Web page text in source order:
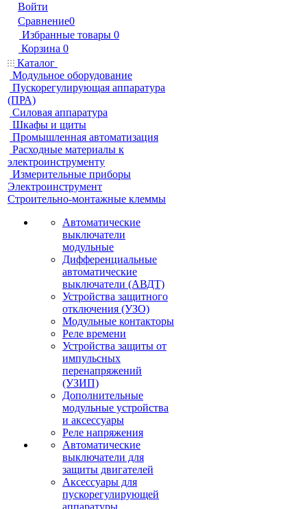
Войти
Сравнение0
Избранные товары 0
Корзина 0
Каталог
Модульное оборудование
Пускорегулирующая аппаратура
(ПРА)
Силовая аппаратура
Шкафы и щиты
Промышленная автоматизация
Расходные материалы к
электроинструменту
Измерительные приборы
Электроинструмент
Строительно-монтажные клеммы
Автоматические
выключатели
модульные
Дифференциальные
автоматические
выключатели (АВДТ)
Устройства защитного
отключения (УЗО)
Модульные контакторы
Реле времени
Устройства защиты от
импульсных
перенапряжений
(УЗИП)
Дополнительные
модульные устройства
и аксессуары
Реле напряжения
Автоматические
выключатели для
защиты двигателей
Аксессуары для
пускорегулирующей
аппаратуры